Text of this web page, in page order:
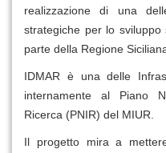
realizzazione di una
strategiche per lo
parte della Regione
IDMAR è una delle
internamente al Piano
Ricerca (PNIR) del MIUR.
Il progetto mira a